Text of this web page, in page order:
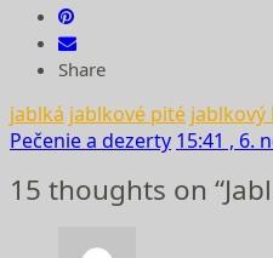
Share
jablká jablkové pité jablkový
Pečenie a dezerty 15:41 , 6.
15 thoughts on